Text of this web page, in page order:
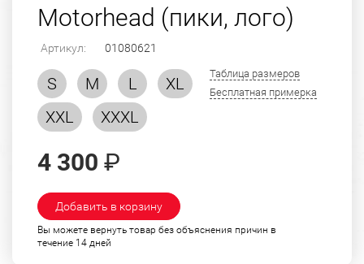
Motorhead (пики, лого)
Артикул: 01080621
S M L
XL
XXL
XXXL
Таблица размеров
Бесплатная примерка
4 300 ₽
Добавить в корзину
Вы можете вернуть товар без объяснения причин в
течение 14 дней